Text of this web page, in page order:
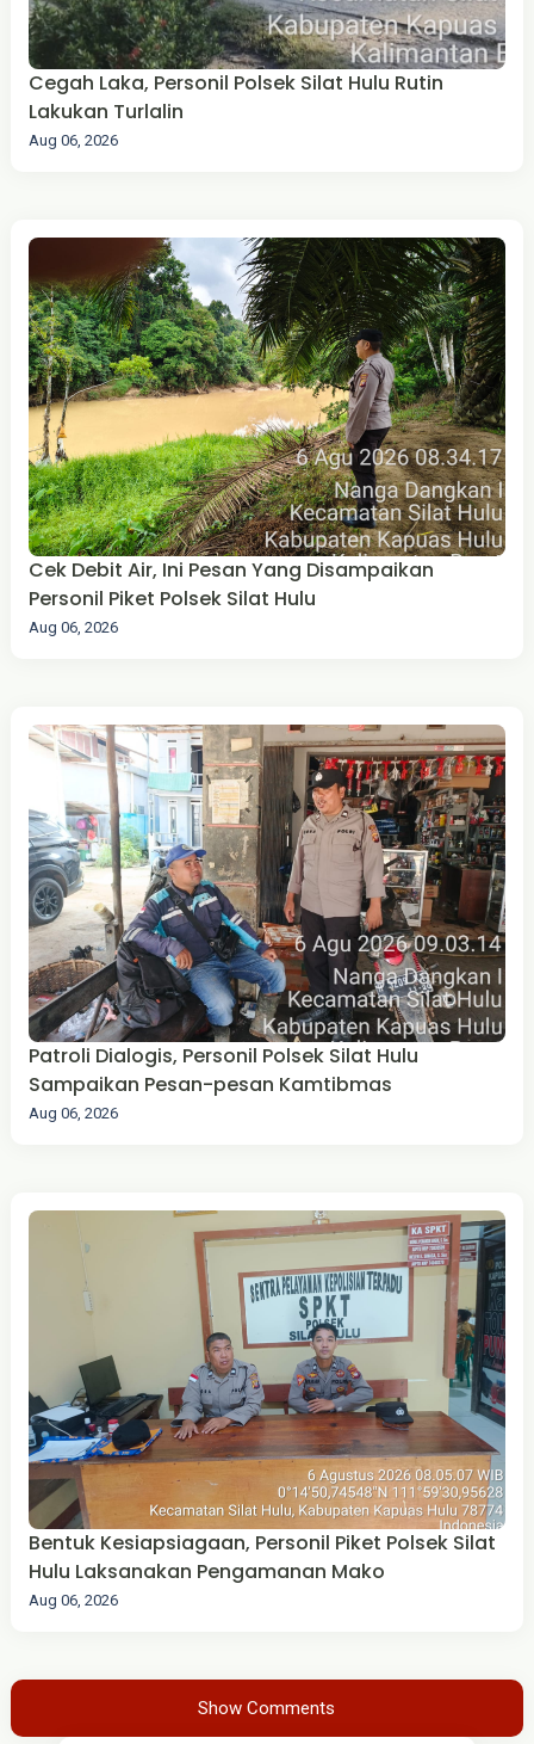
Cegah Laka, Personil Polsek Silat Hulu Rutin
Lakukan Turlalin
Aug 06, 2026
Cek Debit Air, Ini Pesan Yang Disampaikan
Personil Piket Polsek Silat Hulu
Aug 06, 2026
Patroli Dialogis, Personil Polsek Silat Hulu
Sampaikan Pesan-pesan Kamtibmas
Aug 06, 2026
Bentuk Kesiapsiagaan, Personil Piket Polsek Silat
Hulu Laksanakan Pengamanan Mako
Aug 06, 2026
Show Comments